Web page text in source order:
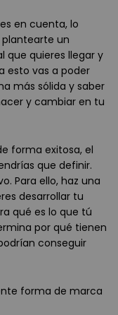
en cuenta, lo
un
que quieres llegar y
esto vas a poder
más sólida y saber
y cambiar en tu
forma exitosa, el
que definir.
Para ello, haz una
desarrollar tu
qué es lo que tú
por qué tienen
conseguir
forma de marca